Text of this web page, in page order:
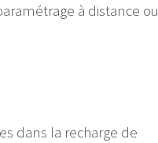
à distance ou
dans la recharge de